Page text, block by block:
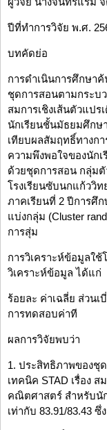
ปีที่ทำการวิจัย พ.ศ.
บทคัดย่อ
การดำเนินการศึกษา
ชุดการสอนตามกระบ
สมการเชิงเส้นตัวแป
นักเรียนชั้นมัธยมศึกษ
เทียบผลสัมฤทธิ์ทางกา
ความพึงพอใจของนัก
ด้วยชุดการสอน กลุ่ม
โรงเรียนซับนกแก้ววิ
ภาคเรียนที่ 2 ปีการศึ
แบ่งกลุ่ม (Cluster
การสุ่ม
การวิเคราะห์ข้อมูลใ
วิเคราะห์ข้อมูล ได้แก่
ร้อยละ ค่าเฉลี่ย ส่วน
การทดสอบค่าที
ผลการวิจัยพบว่า
1. ประสิทธิภาพของชุ
เทคนิค STAD เรื่อง ส
คณิตศาสตร์ สำหรับนั
เท่ากับ 83.91/83.43